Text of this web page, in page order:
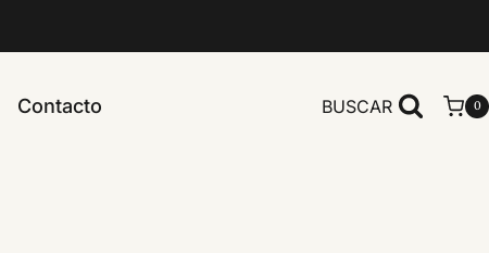
Contacto BUSCAR 0